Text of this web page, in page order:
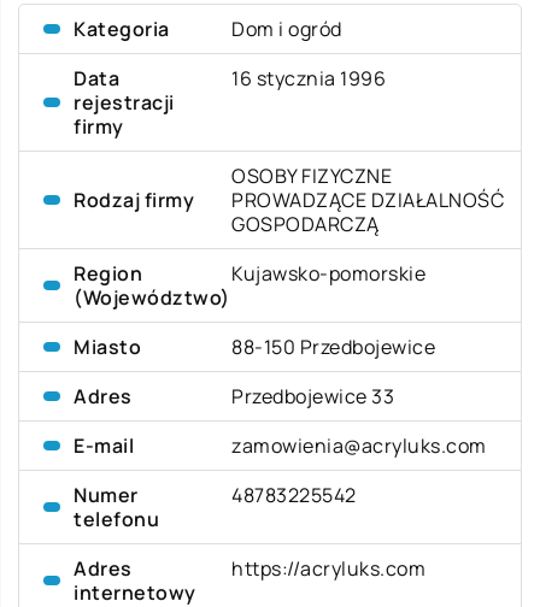
Kategoria
Dom i ogród
Data
rejestracji
firmy
16 stycznia 1996
Rodzaj firmy
OSOBY FIZYCZNE
PROWADZĄCE DZIAŁALNOŚĆ
GOSPODARCZĄ
Region
(Województwo)
Kujawsko-pomorskie
Miasto
88-150 Przedbojewice
Adres
Przedbojewice 33
E-mail
zamowienia@acryluks.com
Numer
telefonu
48783225542
Adres
internetowy
https://acryluks.com